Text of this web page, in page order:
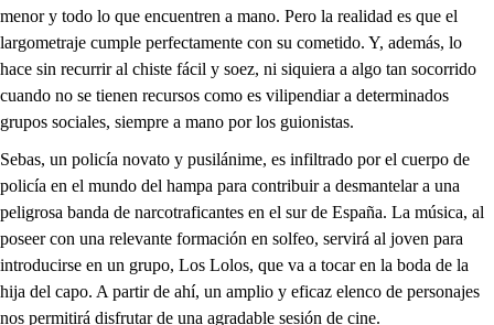
menor y todo lo que encuentren a mano. Pero la realidad es que el
largometraje cumple perfectamente con su cometido. Y, además, lo
hace sin recurrir al chiste fácil y soez, ni siquiera a algo tan socorrido
cuando no se tienen recursos como es vilipendiar a determinados
grupos sociales, siempre a mano por los guionistas.
Sebas, un policía novato y pusilánime, es infiltrado por el cuerpo de
policía en el mundo del hampa para contribuir a desmantelar a una
peligrosa banda de narcotraficantes en el sur de España. La música, al
poseer con una relevante formación en solfeo, servirá al joven para
introducirse en un grupo, Los Lolos, que va a tocar en la boda de la
hija del capo. A partir de ahí, un amplio y eficaz elenco de personajes
nos permitirá disfrutar de una agradable sesión de cine.